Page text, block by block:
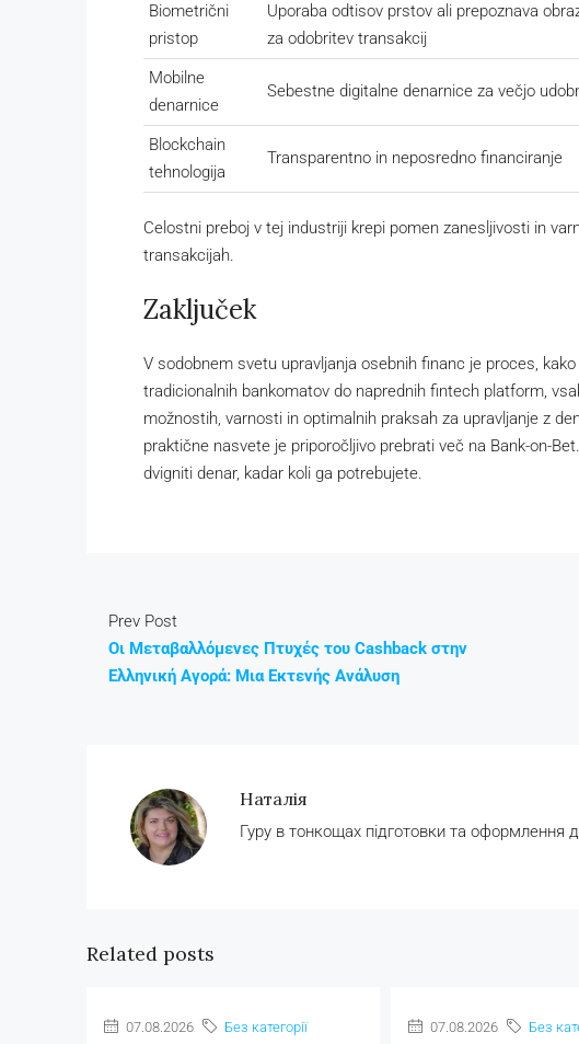
Biometrični
pristop
Uporaba odtisov prstov ali prepoznava
za odobritev transakcij
Mobilne
denarnice
Sebestne digitalne denarnice za večjo
Blockchain
tehnologija
Transparentno in neposredno financiranje
Celostni preboj v tej industriji krepi pomen zanesljivosti in
transakcijah.
Zaključek
V sodobnem svetu upravljanja osebnih financ je proces,
tradicionalnih bankomatov do naprednih fintech platform,
možnostih, varnosti in optimalnih praksah za upravljanje z
praktične nasvete je priporočljivo prebrati več na Bank-on-
dvigniti denar, kadar koli ga potrebujete.
Prev Post
Οι Μεταβαλλόμενες Πτυχές του Cashback στην
Ελληνική Αγορά: Μια Εκτενής Ανάλυση
Наталія
Гуру в тонкощах підготовки та оформлення
Related posts
07.08.2026 Без категорії 07.08.2026 Без